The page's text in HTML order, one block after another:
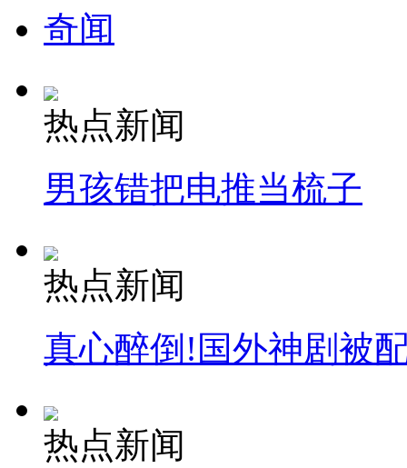
奇闻
热点新闻
男孩错把电推当梳子
热点新闻
真心醉倒!国外神剧被
热点新闻